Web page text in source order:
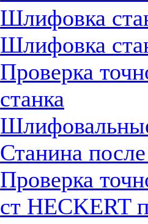
Шлифовка
Шлифовка
Проверка
станка
Станина
Проверка
ст HECKERT